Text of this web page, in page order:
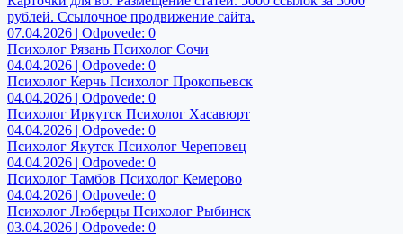
рублей. Ссылочное продвижение сайта.
07.04.2026 | Odpovede: 0
Психолог Рязань Психолог Сочи
04.04.2026 | Odpovede: 0
Психолог Керчь Психолог Прокопьевск
04.04.2026 | Odpovede: 0
Психолог Иркутск Психолог Хасавюрт
04.04.2026 | Odpovede: 0
Психолог Якутск Психолог Череповец
04.04.2026 | Odpovede: 0
Психолог Тамбов Психолог Кемерово
04.04.2026 | Odpovede: 0
Психолог Люберцы Психолог Рыбинск
03.04.2026 | Odpovede: 0